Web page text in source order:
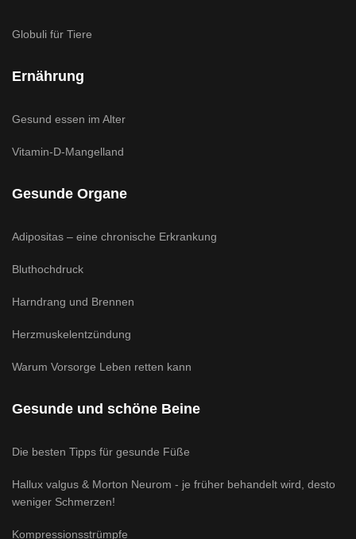
Globuli für Tiere
Ernährung
Gesund essen im Alter
Vitamin-D-Mangelland
Gesunde Organe
Adipositas – eine chronische Erkrankung
Bluthochdruck
Harndrang und Brennen
Herzmuskelentzündung
Warum Vorsorge Leben retten kann
Gesunde und schöne Beine
Die besten Tipps für gesunde Füße
Hallux valgus & Morton Neurom - je früher behandelt wird, desto
weniger Schmerzen!
Kompressionsstrümpfe